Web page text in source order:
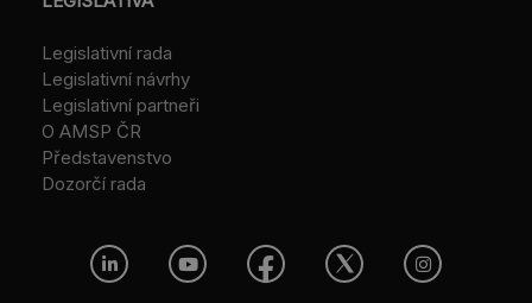
Legislativní rada
Legislativní návrhy
Legislativní partneři
O AMSP ČR
Představenstvo
Dozorčí rada